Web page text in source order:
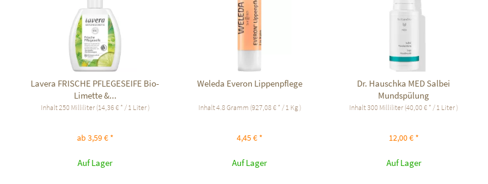
Lavera FRISCHE PFLEGESEIFE Bio-
Limette &...
Inhalt250 Milliliter (14,36 € * / 1 Liter )
ab 3,59 € *
Auf Lager
Weleda Everon Lippenpflege
Inhalt4.8 Gramm (927,08 € * / 1 Kg )
4,45 € *
Auf Lager
Dr. Hauschka MED Salbei
Mundspülung
Inhalt300 Milliliter (40,00 € * / 1 Liter )
12,00 € *
Auf Lager